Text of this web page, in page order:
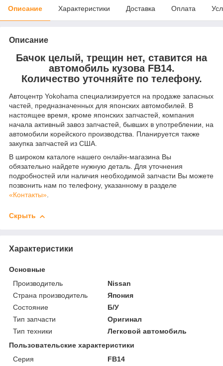
Описание Характеристики Доставка Оплата
Описание
Бачок целый, трещин нет, ставится на
автомобиль кузова FB14.
Количество уточняйте по телефону.
Автоцентр Yokohama специализируется на продаже запасных
частей, предназначенных для японских автомобилей. В
настоящее время, кроме японских запчастей, компания
начала активный завоз запчастей, бывших в употреблении, на
автомобили корейского производства. Планируется также
закупка запчастей из США.
В широком каталоге нашего онлайн-магазина Вы
обязательно найдете нужную деталь. Для уточнения
подробностей или наличия необходимой запчасти Вы можете
позвонить нам по телефону, указанному в разделе
«Контакты».
Скрыть
Характеристики
Основные
Производитель
Nissan
Страна производитель
Япония
Состояние
Б/У
Тип запчасти
Оригинал
Тип техники
Легковой автомобиль
Пользовательские характеристики
Серия
FB14